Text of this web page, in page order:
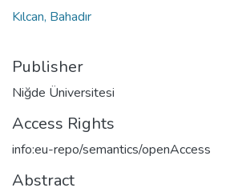
Kılcan, Bahadır
Publisher
Niğde Üniversitesi
Access Rights
info:eu-repo/semantics/openAccess
Abstract